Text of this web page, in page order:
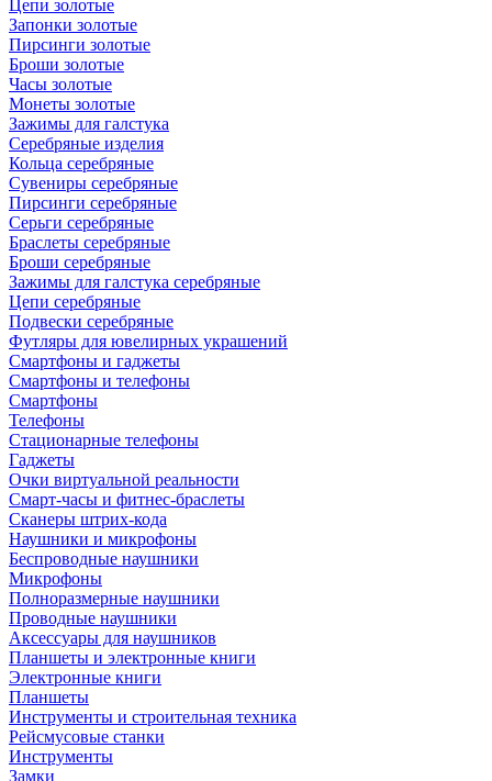
Цепи золотые
Запонки золотые
Пирсинги золотые
Броши золотые
Часы золотые
Монеты золотые
Зажимы для галстука
Серебряные изделия
Кольца серебряные
Сувениры серебряные
Пирсинги серебряные
Серьги серебряные
Браслеты серебряные
Броши серебряные
Зажимы для галстука серебряные
Цепи серебряные
Подвески серебряные
Футляры для ювелирных украшений
Смартфоны и гаджеты
Смартфоны и телефоны
Смартфоны
Телефоны
Стационарные телефоны
Гаджеты
Очки виртуальной реальности
Смарт-часы и фитнес-браслеты
Сканеры штрих-кода
Наушники и микрофоны
Беспроводные наушники
Микрофоны
Полноразмерные наушники
Проводные наушники
Аксессуары для наушников
Планшеты и электронные книги
Электронные книги
Планшеты
Инструменты и строительная техника
Рейсмусовые станки
Инструменты
Замки